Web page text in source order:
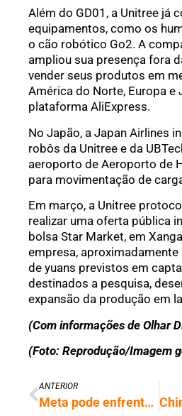
Além do GD01, a Unitree já
equipamentos, como os
o cão robótico Go2. A
ampliou sua presença fora
vender seus produtos em
América do Norte, Europa e
plataforma AliExpress.
No Japão, a Japan Airlines
robôs da Unitree e da
aeroporto de Aeroporto de
para movimentação de
Em março, a Unitree
realizar uma oferta pública
bolsa Star Market, em
empresa, aproximadamente
de yuans previstos em
destinados a pesquisa,
expansão da produção em
(Com informações de Olhar
(Foto: Reprodução/Imagem
ANTERIOR
Meta pode enfrentar multa bilionária em investigação sobre ‘dark patterns’